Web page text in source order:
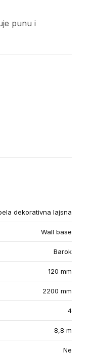
punu i
dekorativna lajsna
Wall base
Barok
120 mm
2200 mm
4
8,8 m
Ne